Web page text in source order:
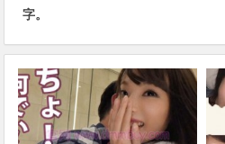
字。